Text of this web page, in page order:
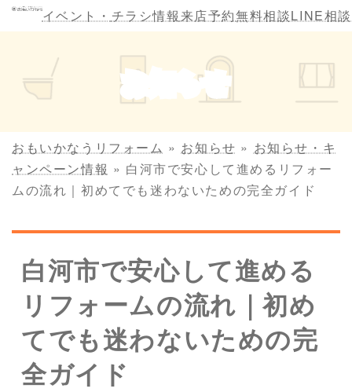
コ
ン
ッ
プ
ナ
ビ
移
動
イベント・ チラシ情報来店予約無料相談LINE相談
お知らせ
おもいかなうリフォーム » お知らせ » お知らせ・キ
ャンペーン情報 » 白河市で安心して進めるリフォー
ムの流れ｜初めてでも迷わないための完全ガイド
白河市で安心して進める
リフォームの流れ｜初め
てでも迷わないための完
全ガイド